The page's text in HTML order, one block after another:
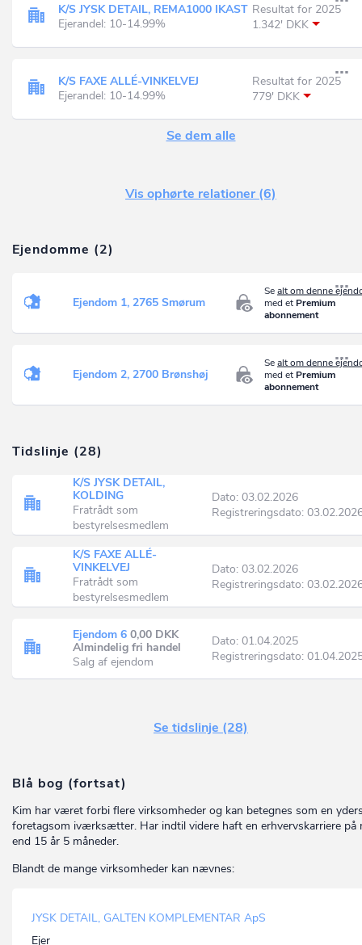
K/S JYSK DETAIL, REMA1000 IKAST
Ejerandel: 10-14.99%
Resultat for 2025
1.342' DKK
K/S FAXE ALLÉ-VINKELVEJ
Ejerandel: 10-14.99%
Resultat for 2025
779' DKK
Se dem alle
Vis ophørte relationer (6)
Ejendomme (2)
Sealt om denne
med et Premium
abonnement
Ejendom 1, 2765 Smørum
Sealt om denne
med et Premium
abonnement
Ejendom 2, 2700 Brønshøj
Tidslinje (28)
K/S JYSK DETAIL,
KOLDING
Fratrådt som
bestyrelsesmedlem
Dato: 03.02.2026
Registreringsdato:
K/S FAXE ALLÉ-
VINKELVEJ
Fratrådt som
bestyrelsesmedlem
Dato: 03.02.2026
Registreringsdato:
Ejendom 6 0,00 DKK
Almindelig fri handel
Salg af ejendom
Dato: 01.04.2025
Registreringsdato:
Se tidslinje (28)
Blå bog (fortsat)
Kim har været forbi flere virksomheder og kan betegnes som en
foretagsom iværksætter. Har indtil videre haft en erhvervskarriere på
end 15 år 5 måneder.
Blandt de mange virksomheder kan nævnes:
JYSK DETAIL, GALTEN KOMPLEMENTAR ApS
Ejer